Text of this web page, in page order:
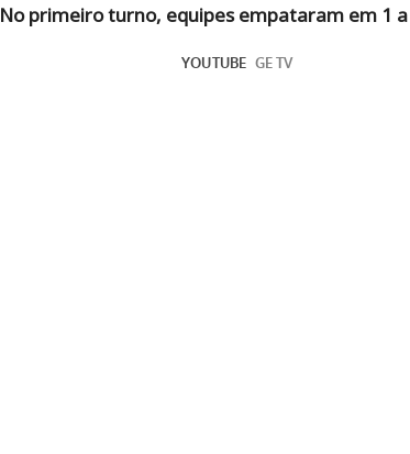
No primeiro turno, equipes empataram em 1